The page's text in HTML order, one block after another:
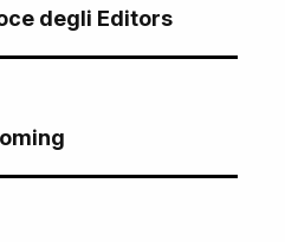
degli Editors